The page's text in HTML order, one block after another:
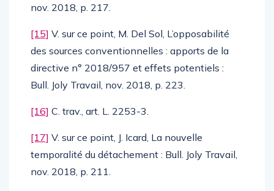
nov. 2018, p. 217.
[15] V. sur ce point, M. Del Sol, L’opposabilité
des sources conventionnelles : apports de la
directive n° 2018/957 et effets potentiels :
Bull. Joly Travail, nov. 2018, p. 223.
[16] C. trav., art. L. 2253-3.
[17] V. sur ce point, J. Icard, La nouvelle
temporalité du détachement : Bull. Joly Travail,
nov. 2018, p. 211.